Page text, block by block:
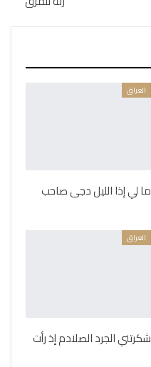
العراق
ما لي إذا الليل دجى صاحب
العراق
شكرتني الجرد الصلادم إذ رأت